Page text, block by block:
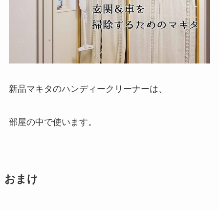
新品マキタのハンディークリーナーは、
部屋の中で使います。
おまけ